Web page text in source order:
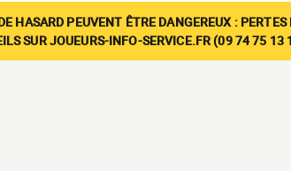
HASARD PEUVENT ÊTRE DANGEREUX :
SUR JOUEURS-INFO-SERVICE.FR (09 74 75